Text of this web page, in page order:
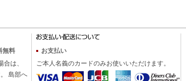
無料
は、
島部へ
お支払い
ご本人名義のカードのみお使いいただけます。